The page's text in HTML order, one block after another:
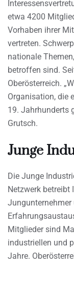
etwa 4200
Vorhaben ihrer
vertreten.
nationale
betroffen sind.
Oberösterreich.
Organisation, die
19. Jahrhunderts
Grutsch.
Junge
Die Junge
Netzwerk betreibt
Mitglieder sind
industriellen und
Jahre.